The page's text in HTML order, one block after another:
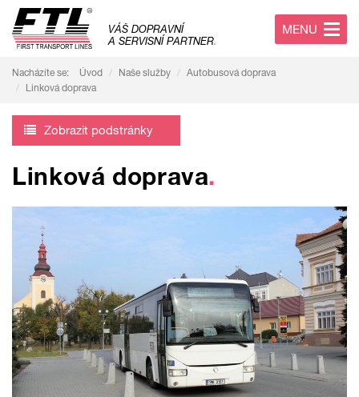
MENU
VÁŠ DOPRAVNÍ
A SERVISNÍ PARTNER.
Nacházíte se: Úvod Naše služby
Autobusová doprava
Linková doprava
Zobrazit podstránky
Linková doprava.